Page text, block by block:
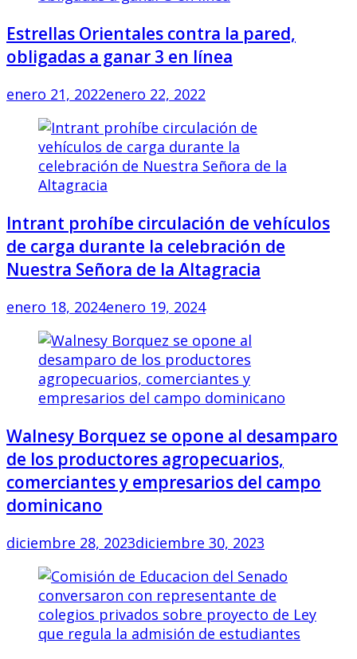
Estrellas Orientales contra la pared,
obligadas a ganar 3 en línea
enero 21, 2022enero 22, 2022
Intrant prohíbe circulación de vehículos
de carga durante la celebración de
Nuestra Señora de la Altagracia
enero 18, 2024enero 19, 2024
Walnesy Borquez se opone al desamparo
de los productores agropecuarios,
comerciantes y empresarios del campo
dominicano
diciembre 28, 2023diciembre 30, 2023